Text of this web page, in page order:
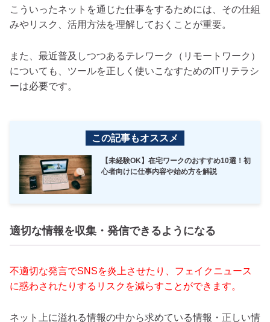
こういったネットを通じた仕事をするためには、その仕組
みやリスク、活用方法を理解しておくことが重要。
また、最近普及しつつあるテレワーク（リモートワーク）
についても、ツールを正しく使いこなすためのITリテラシ
ーは必要です。
この記事もオススメ
【未経験OK】在宅ワークのおすすめ10選！初
心者向けに仕事内容や始め方を解説
適切な情報を収集・発信できるようになる
不適切な発言でSNSを炎上させたり、フェイクニュース
に惑わされたりするリスクを減らすことができます。
ネット上に溢れる情報の中から求めている情報・正しい情